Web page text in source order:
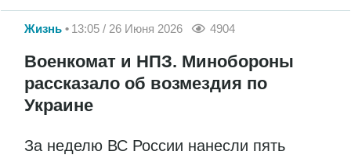
Жизнь 13:05 / 26 Июня 2026 4904
Военкомат и НПЗ. Минобороны
рассказало об возмездия по
Украине
За неделю ВС России нанесли пять